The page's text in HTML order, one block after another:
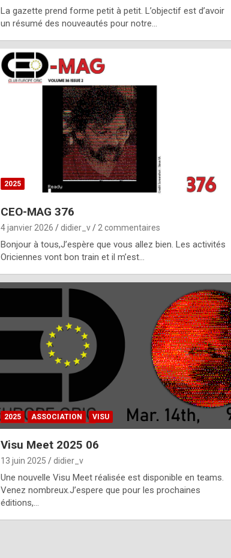
La gazette prend forme petit à petit. L’objectif est d’avoir
un résumé des nouveautés pour notre…
2025
CEO-MAG 376
4 janvier 2026 didier_v 2 commentaires
Bonjour à tous,J’espère que vous allez bien. Les activités
Oriciennes vont bon train et il m’est…
2025 ASSOCIATION VISU
Visu Meet 2025 06
13 juin 2025 didier_v
Une nouvelle Visu Meet réalisée est disponible en teams.
Venez nombreux.J’espere que pour les prochaines
éditions,…